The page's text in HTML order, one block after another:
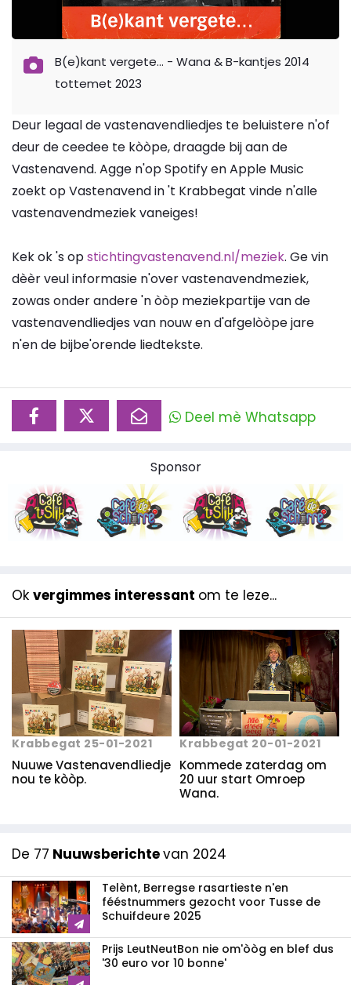
B(e)kant vergete… - Wana & B-kantjes 2014
tottemet 2023
Deur legaal de vastenavendliedjes te beluistere n'of
deur de ceedee te kòòpe, draagde bij aan de
Vastenavend. Agge n'op Spotify en Apple Music
zoekt op Vastenavend in 't Krabbegat vinde n'alle
vastenavendmeziek vaneiges!
Kek ok 's opstichtingvastenavend.nl/meziek. Ge vin
dèèr veul informasie n'over vastenavendmeziek,
zowas onder andere 'n òòp meziekpartije van de
vastenavendliedjes van nouw en d'afgelòòpe jare
n'en de bijbe'orende liedtekste.
Deel mè Whatsapp
Sponsor
Ok vergimmes interessant om te leze...
Krabbegat 25-01-2021
Nuuwe Vastenavendliedje
nou te kòòp.
Krabbegat 20-01-2021
Kommede zaterdag om
20 uur start Omroep
Wana.
De 77 Nuuwsberichtevan 2024
Telènt, Berregse rasartieste n'en
fééstnummers gezocht voor Tusse de
Schuifdeure 2025
Prijs LeutNeutBon nie om'òòg en blef dus
'30 euro vor 10 bonne'